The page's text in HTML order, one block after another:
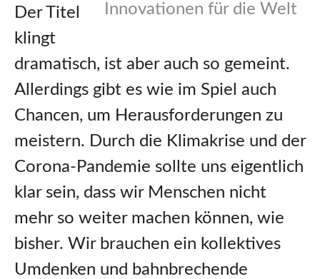
Innovationen für die Welt
Der Titel
klingt
dramatisch, ist aber auch so gemeint.
Allerdings gibt es wie im Spiel auch
Chancen, um Herausforderungen zu
meistern. Durch die Klimakrise und der
Corona-Pandemie sollte uns eigentlich
klar sein, dass wir Menschen nicht
mehr so weiter machen können, wie
bisher. Wir brauchen ein kollektives
Umdenken und bahnbrechende